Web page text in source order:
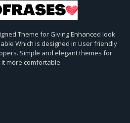
Theme for Giving Enhanced look
Which is designed in User friendly
Simple and elegant themes for
it more comfortable